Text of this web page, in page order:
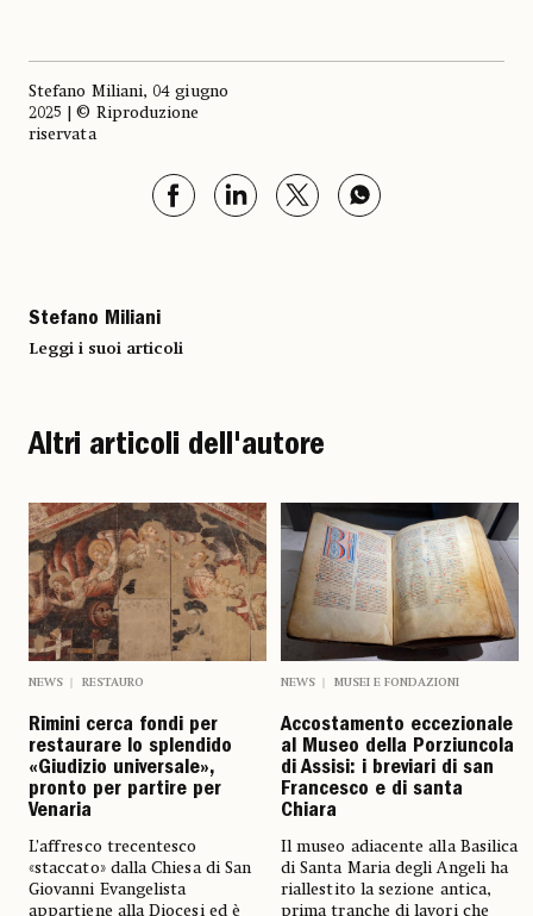
Stefano Miliani, 04 giugno
2025 | © Riproduzione
riservata
Stefano Miliani
Leggi i suoi articoli
Altri articoli dell'autore
NEWS RESTAURO
Rimini cerca fondi per
restaurare lo splendido
«Giudizio universale»,
pronto per partire per
Venaria
L’affresco trecentesco
«staccato» dalla Chiesa di San
Giovanni Evangelista
appartiene alla Diocesi ed è
NEWS MUSEI E FONDAZIONI
Accostamento eccezionale
al Museo della Porziuncola
di Assisi: i breviari di san
Francesco e di santa
Chiara
Il museo adiacente alla Basilica
di Santa Maria degli Angeli ha
riallestito la sezione antica,
prima tranche di lavori che